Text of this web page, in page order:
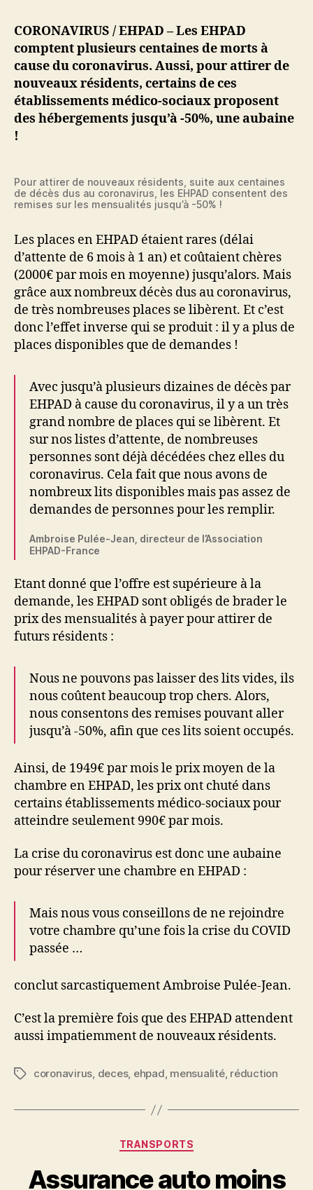
Décès
EHPAD
:
hébergements
à
-50%
nouveaux
résidents
CORONAVIRUS / EHPAD – Les EHPAD
comptent plusieurs centaines de morts à
cause du coronavirus. Aussi, pour attirer de
nouveaux résidents, certains de ces
établissements médico-sociaux proposent
des hébergements jusqu’à -50%, une aubaine
!
Pour attirer de nouveaux résidents, suite aux centaines
de décès dus au coronavirus, les EHPAD consentent des
remises sur les mensualités jusqu’à -50% !
Les places en EHPAD étaient rares (délai
d’attente de 6 mois à 1 an) et coûtaient chères
(2000€ par mois en moyenne) jusqu’alors. Mais
grâce aux nombreux décès dus au coronavirus,
de très nombreuses places se libèrent. Et c’est
donc l’effet inverse qui se produit : il y a plus de
places disponibles que de demandes !
Avec jusqu’à plusieurs dizaines de décès par
EHPAD à cause du coronavirus, il y a un très
grand nombre de places qui se libèrent. Et
sur nos listes d’attente, de nombreuses
personnes sont déjà décédées chez elles du
coronavirus. Cela fait que nous avons de
nombreux lits disponibles mais pas assez de
demandes de personnes pour les remplir.
Ambroise Pulée-Jean, directeur de l’Association
EHPAD-France
Etant donné que l’offre est supérieure à la
demande, les EHPAD sont obligés de brader le
prix des mensualités à payer pour attirer de
futurs résidents :
Nous ne pouvons pas laisser des lits vides, ils
nous coûtent beaucoup trop chers. Alors,
nous consentons des remises pouvant aller
jusqu’à -50%, afin que ces lits soient occupés.
Ainsi, de 1949€ par mois le prix moyen de la
chambre en EHPAD, les prix ont chuté dans
certains établissements médico-sociaux pour
atteindre seulement 990€ par mois.
La crise du coronavirus est donc une aubaine
pour réserver une chambre en EHPAD :
Mais nous vous conseillons de ne rejoindre
votre chambre qu’une fois la crise du COVID
passée …
conclut sarcastiquement Ambroise Pulée-Jean.
C’est la première fois que des EHPAD attendent
aussi impatiemment de nouveaux résidents.
Étiquettes
coronavirus, deces, ehpad, mensualité, réduction
Catégories
TRANSPORTS
Assurance auto moins